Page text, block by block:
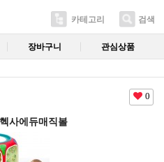
카테고리 검색
장바구니 관심상품
0
사에듀매직볼